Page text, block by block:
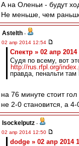
А на Оленьи - будут
Не меньше, чем
Astelth -
02 апр 2014 12:54
Спектр » 02 апр 2014
Судя по всему, вот
http://rus.rfpl.org/
правда, пенальти
на 76 минуте стоит
не 2-0 становится, а 4-
Isockelputz -
02 апр 2014 12:50
dodge » 02 апр 2014